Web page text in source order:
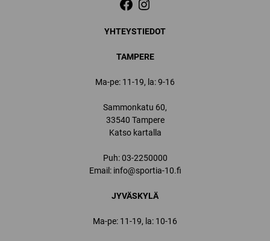
YHTEYSTIEDOT
TAMPERE
Ma-pe: 11-19, la: 9-16
Sammonkatu 60,
33540 Tampere
Katso kartalla
Puh:03-2250000
Email: info@sportia-10.fi
JYVÄSKYLÄ
Ma-pe: 11-19, la: 10-16